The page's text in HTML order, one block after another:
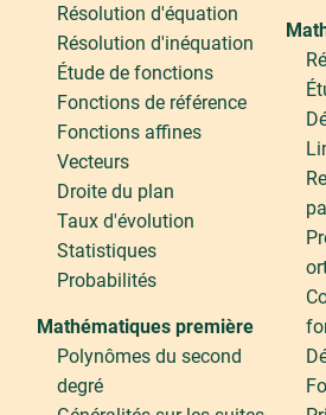
Résolution d'équation
Résolution d'inéquation
Étude de fonctions
Fonctions de référence
Fonctions affines
Vecteurs
Droite du plan
Taux d'évolution
Statistiques
Probabilités
Mathématiques première
Polynômes du second
degré